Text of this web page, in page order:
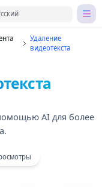
Удаление
видеотекста
AI для более